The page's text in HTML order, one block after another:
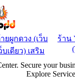
ยผูกดวง (เว็บ
เดียว) เสริม
ร้าน
Secure your
Explore